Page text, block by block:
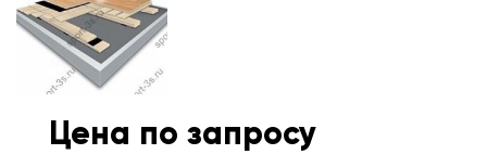
Цена по запросу